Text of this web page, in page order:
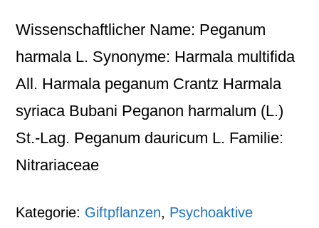
Wissenschaftlicher Name: Peganum
harmala L. Synonyme: Harmala multifida
All. Harmala peganum Crantz Harmala
syriaca Bubani Peganon harmalum (L.)
St.-Lag. Peganum dauricum L. Familie:
Nitrariaceae
Kategorie: Giftpflanzen, Psychoaktive